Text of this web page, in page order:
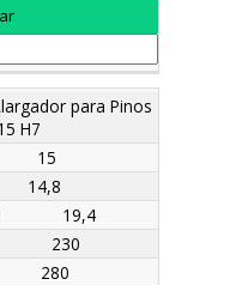
para Pinos
H7
15
14,8
19,4
230
280